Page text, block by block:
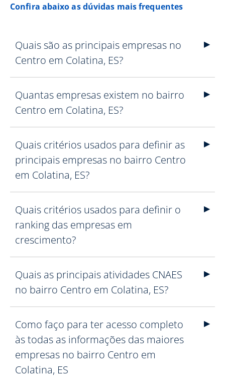
Confira abaixo as dúvidas mais frequentes
Quais são as principais empresas no
Centro em Colatina, ES?
Quantas empresas existem no bairro
Centro em Colatina, ES?
Quais critérios usados para definir as
principais empresas no bairro Centro
em Colatina, ES?
Quais critérios usados para definir o
ranking das empresas em
crescimento?
Quais as principais atividades CNAES
no bairro Centro em Colatina, ES?
Como faço para ter acesso completo
às todas as informações das maiores
empresas no bairro Centro em
Colatina, ES